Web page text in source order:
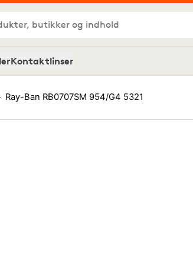
butikker og indhold
Kontaktlinser
Ray-Ban RB0707SM 954/G4 5321